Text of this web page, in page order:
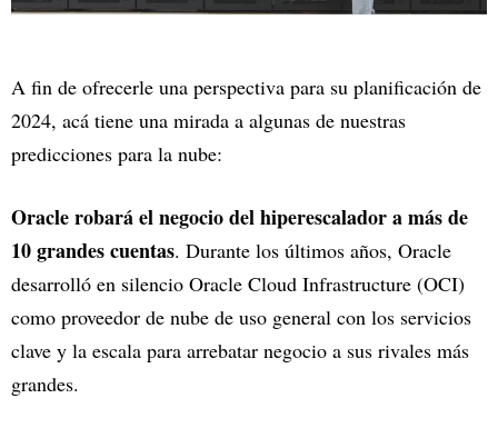
A fin de ofrecerle una perspectiva para su planificación de
2024, acá tiene una mirada a algunas de nuestras
predicciones para la nube:
Oracle robará el negocio del hiperescalador a más de
10 grandes cuentas. Durante los últimos años, Oracle
desarrolló en silencio Oracle Cloud Infrastructure (OCI)
como proveedor de nube de uso general con los servicios
clave y la escala para arrebatar negocio a sus rivales más
grandes.